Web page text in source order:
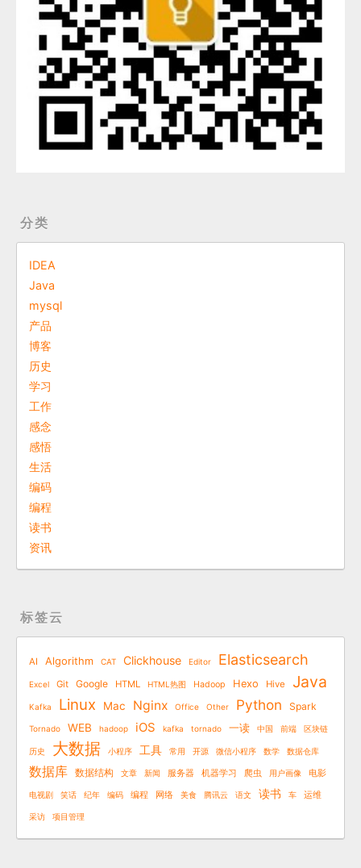
分类
IDEA
Java
mysql
产品
博客
历史
学习
工作
感念
感悟
生活
编码
编程
读书
资讯
标签云
AI Algorithm CAT Clickhouse Editor Elasticsearch
Excel Git Google HTML HTML热图 Hadoop Hexo Hive Java
Kafka Linux Mac Nginx Office Other Python Spark
Tornado WEB hadoop iOS kafka tornado 一读 中国 前端 区块链
历史 大数据 小程序 工具 常用 开源 微信小程序 数学 数据仓库
数据库 数据结构 文章 新闻 服务器 机器学习 爬虫 用户画像 电影
电视剧 笑话 纪年 编码 编程 网络 美食 腾讯云 语文 读书 车 运维
采访 项目管理